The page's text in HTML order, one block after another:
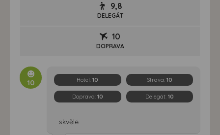
9,8
DELEGÁT
10
DOPRAVA
10 Hotel:10 Strava: 10
Doprava: 10 Delegát: 10
skvělé